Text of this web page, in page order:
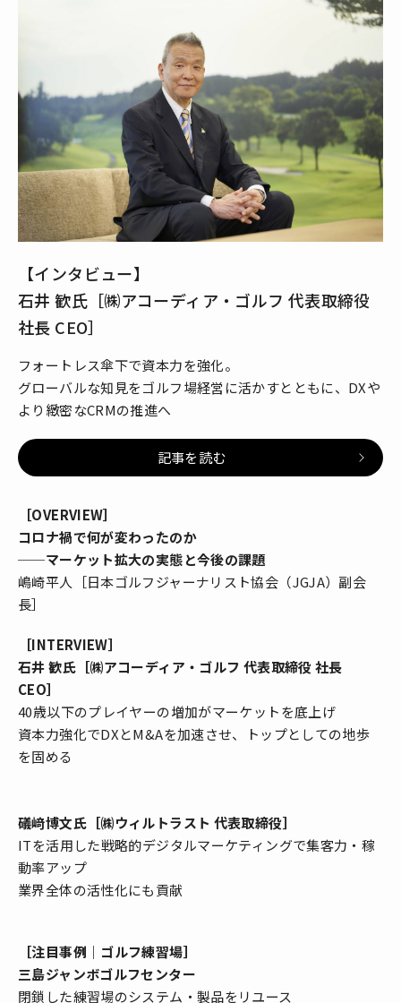
【インタビュー】
石井 歓氏［㈱アコーディア・ゴルフ 代表取締役
社長 CEO］
フォートレス傘下で資本力を強化。
グローバルな知見をゴルフ場経営に活かすとともに、DXや
より緻密なCRMの推進へ
記事を読む
［OVERVIEW］
コロナ禍で何が変わったのか
──マーケット拡大の実態と今後の課題
嶋崎平人［日本ゴルフジャーナリスト協会（JGJA）副会
長］
［INTERVIEW］
石井 歓氏［㈱アコーディア・ゴルフ 代表取締役 社長
CEO］
40歳以下のプレイヤーの増加がマーケットを底上げ
資本力強化でDXとM&Aを加速させ、トップとしての地歩
を固める
礒﨑博文氏［㈱ウィルトラスト 代表取締役］
ITを活用した戦略的デジタルマーケティングで集客力・稼
動率アップ
業界全体の活性化にも貢献
［注目事例｜ゴルフ練習場］
三島ジャンボゴルフセンター
閉鎖した練習場のシステム・製品をリユース